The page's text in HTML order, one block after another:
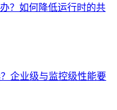
？如何降低运行时的共